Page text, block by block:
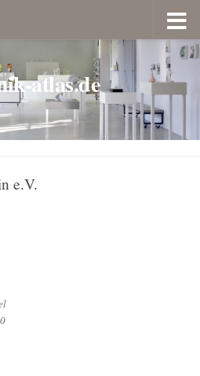
atlas.de
e.V.